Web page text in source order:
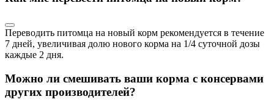
Переводить питомца на новый корм рекомендуется в течение
7 дней, увеличивая долю нового корма на 1/4 суточной дозы
каждые 2 дня.
Можно ли смешивать ваши корма с консервами
других производителей?